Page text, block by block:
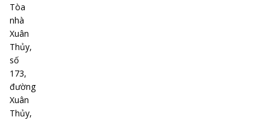
Tòa
nhà
Xuân
Thủy,
số
173,
đường
Xuân
Thủy,